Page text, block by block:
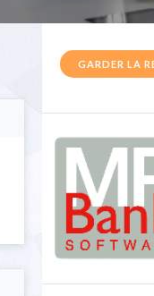
GARDER LA